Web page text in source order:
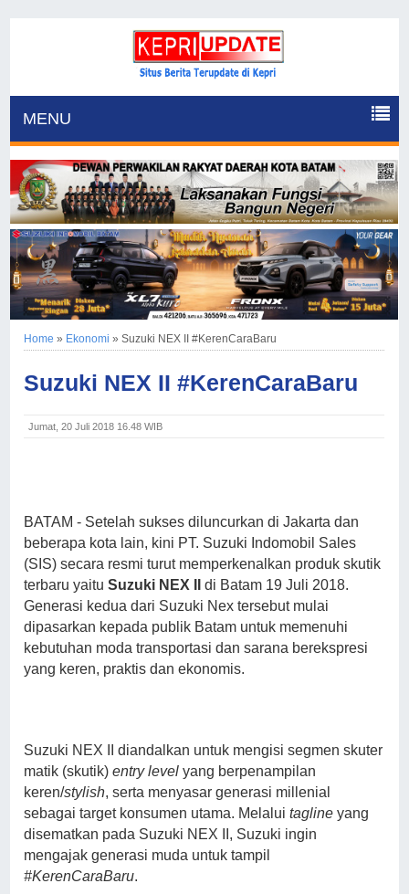
MENU
Home » Ekonomi »Suzuki NEX II #KerenCaraBaru
Suzuki NEX II #KerenCaraBaru
Jumat, 20 Juli 2018 16.48 WIB
BATAM - Setelah sukses diluncurkan di Jakarta dan
beberapa kota lain, kini PT. Suzuki Indomobil Sales
(SIS) secara resmi turut memperkenalkan produk skutik
terbaru yaituSuzuki NEX IIdi Batam 19 Juli 2018.
Generasi kedua dari Suzuki Nex tersebut mulai
dipasarkan kepada publik Batam untuk memenuhi
kebutuhan moda transportasi dan sarana berekspresi
yang keren, praktis dan ekonomis.
Suzuki NEX II diandalkan untuk mengisi segmen skuter
matik (skutik)entry level yang berpenampilan
keren/stylish, serta menyasar generasi millenial
sebagai target konsumen utama. Melaluitagline yang
disematkan pada Suzuki NEX II, Suzuki ingin
mengajak generasi muda untuk tampil
#KerenCaraBaru.